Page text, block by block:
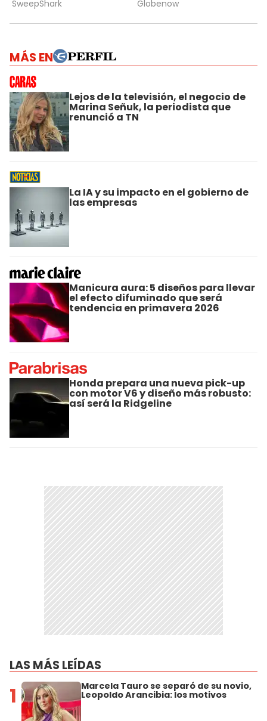
MÁS EN
Lejos de la televisión, el negocio de
Marina Señuk, la periodista que
renunció a TN
La IA y su impacto en el gobierno de
las empresas
Manicura aura: 5 diseños para llevar
el efecto difuminado que será
tendencia en primavera 2026
Honda prepara una nueva pick-up
con motor V6 y diseño más robusto:
así será la Ridgeline
LAS MÁS LEÍDAS
1 Marcela Tauro se separó de su novio,
Leopoldo Arancibia: los motivos